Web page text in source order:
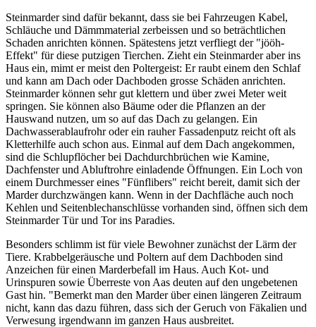
Steinmarder sind dafür bekannt, dass sie bei Fahrzeugen Kabel,
Schläuche und Dämmmaterial zerbeissen und so beträchtlichen
Schaden anrichten können. Spätestens jetzt verfliegt der "jööh-
Effekt" für diese putzigen Tierchen. Zieht ein Steinmarder aber ins
Haus ein, mimt er meist den Poltergeist: Er raubt einem den Schlaf
und kann am Dach oder Dachboden grosse Schäden anrichten.
Steinmarder können sehr gut klettern und über zwei Meter weit
springen. Sie können also Bäume oder die Pflanzen an der
Hauswand nutzen, um so auf das Dach zu gelangen. Ein
Dachwasserablaufrohr oder ein rauher Fassadenputz reicht oft als
Kletterhilfe auch schon aus. Einmal auf dem Dach angekommen,
sind die Schlupflöcher bei Dachdurchbrüchen wie Kamine,
Dachfenster und Abluftrohre einladende Öffnungen. Ein Loch von
einem Durchmesser eines "Fünflibers" reicht bereit, damit sich der
Marder durchzwängen kann. Wenn in der Dachfläche auch noch
Kehlen und Seitenblechanschlüsse vorhanden sind, öffnen sich dem
Steinmarder Tür und Tor ins Paradies.
Besonders schlimm ist für viele Bewohner zunächst der Lärm der
Tiere. Krabbelgeräusche und Poltern auf dem Dachboden sind
Anzeichen für einen Marderbefall im Haus. Auch Kot- und
Urinspuren sowie Überreste von Aas deuten auf den ungebetenen
Gast hin. "Bemerkt man den Marder über einen längeren Zeitraum
nicht, kann das dazu führen, dass sich der Geruch von Fäkalien und
Verwesung irgendwann im ganzen Haus ausbreitet.